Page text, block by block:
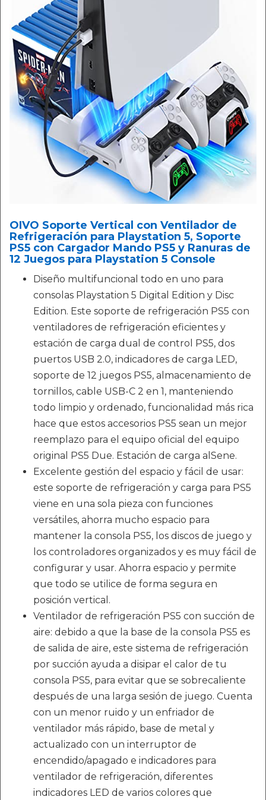
OIVO Soporte Vertical con Ventilador de
Refrigeración para Playstation 5, Soporte
PS5 con Cargador Mando PS5 y Ranuras de
12 Juegos para Playstation 5 Console
Diseño multifuncional todo en uno para
consolas Playstation 5 Digital Edition y Disc
Edition. Este soporte de refrigeración PS5 con
ventiladores de refrigeración eficientes y
estación de carga dual de control PS5, dos
puertos USB 2.0, indicadores de carga LED,
soporte de 12 juegos PS5, almacenamiento de
tornillos, cable USB-C 2 en 1, manteniendo
todo limpio y ordenado, funcionalidad más rica
hace que estos accesorios PS5 sean un mejor
reemplazo para el equipo oficial del equipo
original PS5 Due. Estación de carga alSene.
Excelente gestión del espacio y fácil de usar:
este soporte de refrigeración y carga para PS5
viene en una sola pieza con funciones
versátiles, ahorra mucho espacio para
mantener la consola PS5, los discos de juego y
los controladores organizados y es muy fácil de
configurar y usar. Ahorra espacio y permite
que todo se utilice de forma segura en
posición vertical.
Ventilador de refrigeración PS5 con succión de
aire: debido a que la base de la consola PS5 es
de salida de aire, este sistema de refrigeración
por succión ayuda a disipar el calor de tu
consola PS5, para evitar que se sobrecaliente
después de una larga sesión de juego. Cuenta
con un menor ruido y un enfriador de
ventilador más rápido, base de metal y
actualizado con un interruptor de
encendido/apagado e indicadores para
ventilador de refrigeración, diferentes
indicadores LED de varios colores que